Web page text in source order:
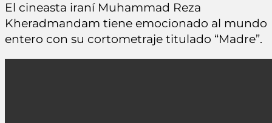
El cineasta iraní Muhammad Reza
Kheradmandam tiene emocionado al mundo
entero con su cortometraje titulado “Madre”.